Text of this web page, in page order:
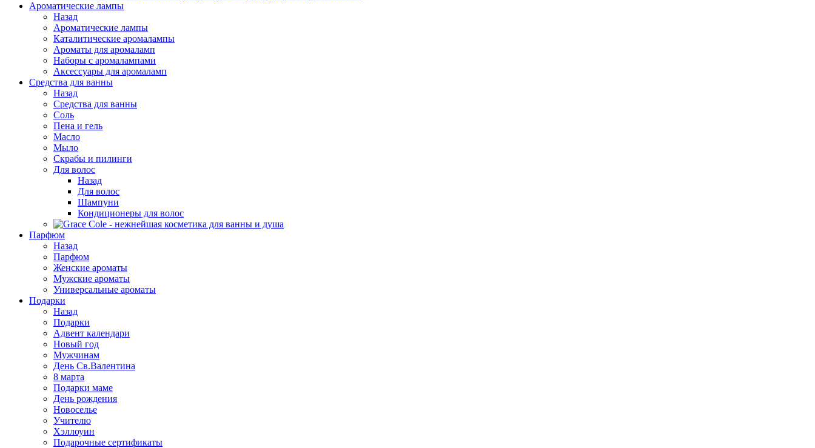
Ароматические лампы
Назад
Ароматические лампы
Каталитические аромалампы
Ароматы для аромаламп
Наборы с аромалампами
Аксессуары для аромаламп
Средства для ванны
Назад
Средства для ванны
Соль
Пена и гель
Масло
Мыло
Скрабы и пилинги
Для волос
Назад
Для волос
Шампуни
Кондиционеры для волос
Парфюм
Назад
Парфюм
Женские ароматы
Мужские ароматы
Универсальные ароматы
Подарки
Назад
Подарки
Адвент календари
Новый год
Мужчинам
День Св.Валентина
8 марта
Подарки маме
День рождения
Новоселье
Учителю
Хэллоуин
Подарочные сертификаты